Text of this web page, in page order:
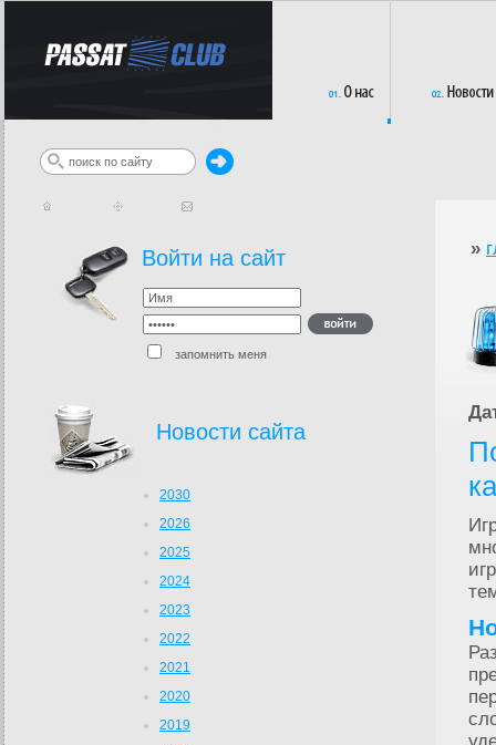
Войти на сайт
запомнить меня
Новости сайта
2030
2026
2025
2024
2023
2022
2021
2020
2019
»